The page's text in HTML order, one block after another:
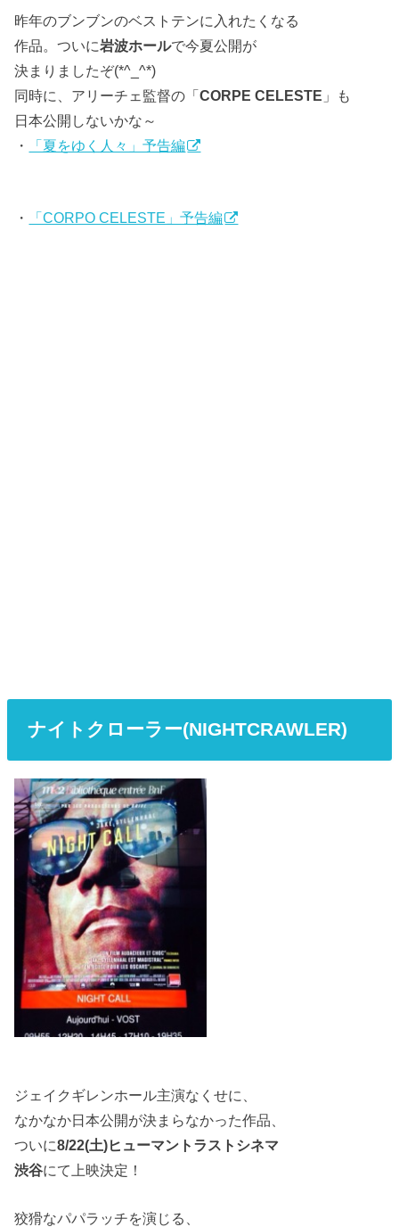
昨年のブンブンのベストテンに入れたくなる
作品。ついに岩波ホールで今夏公開が
決まりましたぞ(*^_^*)
同時に、アリーチェ監督の「CORPE CELESTE 」も
日本公開しないかな～
・
「夏をゆく人々」予告編
・ 「CORPO CELESTE」予告編
ナイトクローラー(NIGHTCRAWLER)
ジェイクギレンホール主演なくせに、
なかなか日本公開が決まらなかった作品、
ついに8/22(土)ヒューマントラストシネマ
渋谷にて上映決定！
狡猾なパパラッチを演じる、